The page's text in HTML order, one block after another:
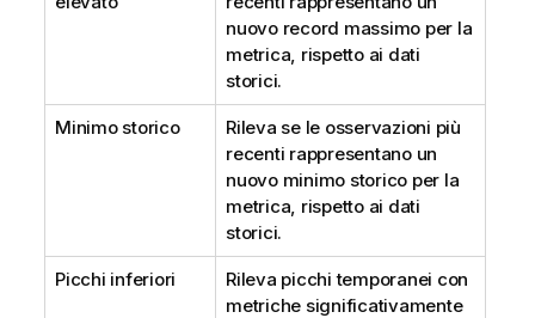
nuovo record massimo per la
metrica, rispetto ai dati
storici.
Minimo storico
Rileva se le osservazioni più
recenti rappresentano un
nuovo minimo storico per la
metrica, rispetto ai dati
storici.
Picchi inferiori
Rileva picchi temporanei con
metriche significativamente